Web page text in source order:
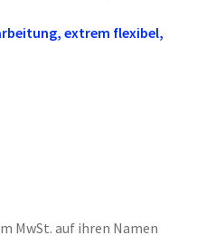
extrem flexibel,
MwSt. auf ihren Namen